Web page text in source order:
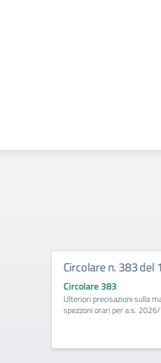
Circolare n. 383 del
Circolare 383
Ulteriori precisazioni sulla
spezzoni orari per a.s.